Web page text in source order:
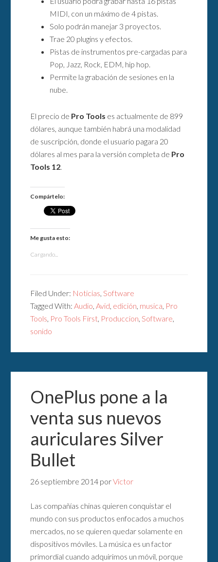
MIDI, con un máximo de 4 pistas.
Solo podrán manejar 3 proyectos.
Trae 20 plugins y efectos.
Pistas de instrumentos pre-cargadas para
Pop, Jazz, Rock, EDM, hip hop.
Permite la grabación de sesiones en la
nube.
El precio de Pro Tools es actualmente de 899
dólares, aunque también habrá una modalidad
de suscripción, donde el usuario pagara 20
dólares al mes para la versión completa de Pro
Tools 12.
Compártelo:
Me gusta esto:
Cargando...
Filed Under: Noticias,Software
Tagged With:Audio,Avid, edición, musica, Pro
Tools, Pro Tools First, Produccion,Software,
sonido
OnePlus pone a la
venta sus nuevos
auriculares Silver
Bullet
26 septiembre 2014 porVictor
Las compañías chinas quieren conquistar el
mundo con sus productos enfocados a muchos
mercados, no se quieren quedar solamente en
dispositivos móviles. La música es un factor
primordial cuando adquirimos un móvil, porque